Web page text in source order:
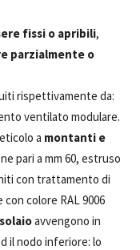
fissi o apribili,
parzialmente o
rispettivamente da:
ventilato modulare.
a montanti e
pari a mm 60, estruso
con trattamento di
colore RAL 9006
avvengono in
il nodo inferiore: lo